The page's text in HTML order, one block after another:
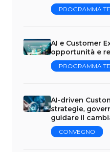
PROGRAMMA
AI e Customer
opportunità e
PROGRAMMA
AI-driven
strategie,
guidare il
CONVEGNO